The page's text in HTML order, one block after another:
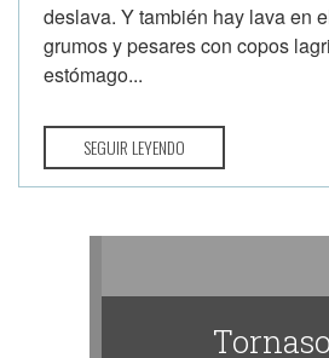
deslava. Y también hay lava en
grumos y pesares con copos
estómago...
SEGUIR LEYENDO